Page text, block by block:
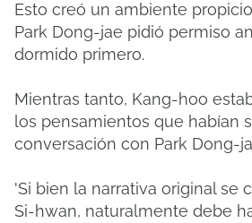
Esto creó un ambiente
Park Dong-jae pidió permiso
dormido primero.
Mientras tanto, Kang-hoo
los pensamientos que habían
conversación con Park Dong-
'Si bien la narrativa original se
Si-hwan, naturalmente debe